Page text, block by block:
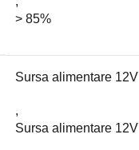
> 85%
Sursa alimentare 12V
,
Sursa alimentare 12V